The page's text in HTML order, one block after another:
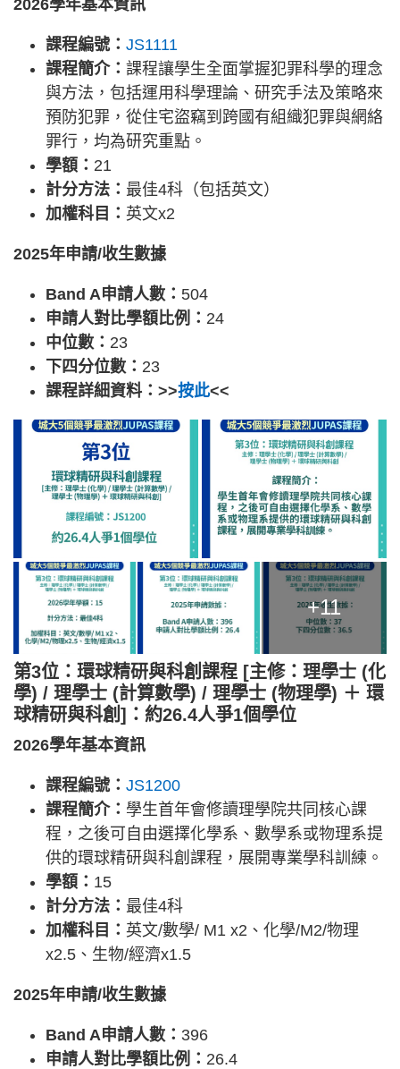
2026學年基本資訊
課程編號： JS1111
課程簡介： 課程讓學生全面掌握犯罪科學的理念
與方法，包括運用科學理論、研究手法及策略來
預防犯罪，從住宅盜竊到跨國有組織犯罪與網絡
罪行，均為研究重點。
學額： 21
計分方法： 最佳4科（包括英文）
加權科目： 英文x2
2025年申請/收生數據
Band A申請人數： 504
申請人對比學額比例： 24
中位數： 23
下四分位數： 23
課程詳細資料：>>按此<<
+11
第3位：環球精研與科創課程 [主修：理學士 (化
學) / 理學士 (計算數學) / 理學士 (物理學) ＋ 環
球精研與科創]：約26.4人爭1個學位
2026學年基本資訊
課程編號： JS1200
課程簡介： 學生首年會修讀理學院共同核心課
程，之後可自由選擇化學系、數學系或物理系提
供的環球精研與科創課程，展開專業學科訓練。
學額： 15
計分方法： 最佳4科
加權科目： 英文/數學/ M1 x2、化學/M2/物理
x2.5、生物/經濟x1.5
2025年申請/收生數據
Band A申請人數： 396
申請人對比學額比例： 26.4